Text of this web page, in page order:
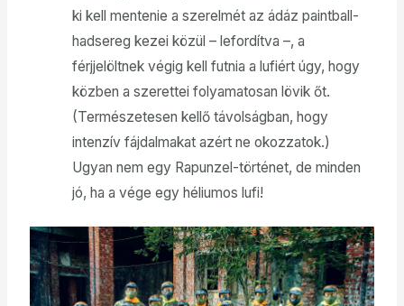
ki kell mentenie a szerelmét az ádáz paintball-
hadsereg kezei közül – lefordítva –, a
férjjelöltnek végig kell futnia a lufiért úgy, hogy
közben a szerettei folyamatosan lövik őt.
(Természetesen kellő távolságban, hogy
intenzív fájdalmakat azért ne okozzatok.)
Ugyan nem egy Rapunzel-történet, de minden
jó, ha a vége egy héliumos lufi!